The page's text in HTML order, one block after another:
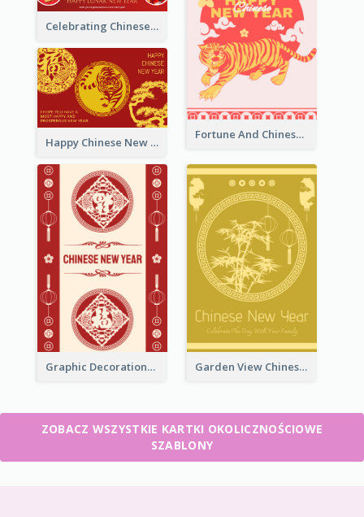
Celebrating Chinese New Year Greeting Card
Fortune And Chinese New Year Greeting Card
Happy Chinese New Year Greeting Card With Circle illustrations
Graphic Decorations Chinese New Year Greeting Card Garden View Chinese New Year Greeting Card
ZOBACZ WSZYSTKIE KARTKI OKOLICZNOŚCIOWE
SZABLONY